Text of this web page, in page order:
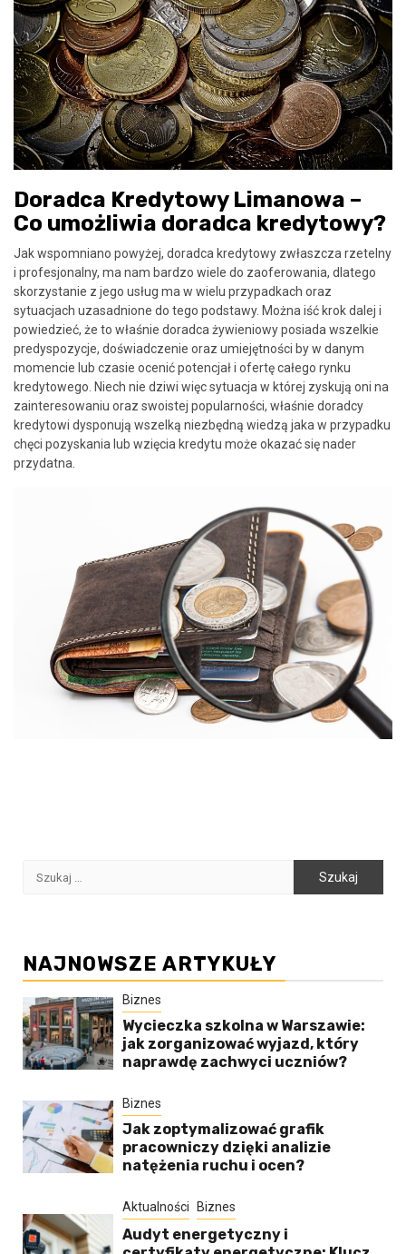
Doradca Kredytowy Limanowa –
Co umożliwia doradca kredytowy?
Jak wspomniano powyżej, doradca kredytowy zwłaszcza rzetelny
i profesjonalny, ma nam bardzo wiele do zaoferowania, dlatego
skorzystanie z jego usług ma w wielu przypadkach oraz
sytuacjach uzasadnione do tego podstawy. Można iść krok dalej i
powiedzieć, że to właśnie doradca żywieniowy posiada wszelkie
predyspozycje, doświadczenie oraz umiejętności by w danym
momencie lub czasie ocenić potencjał i ofertę całego rynku
kredytowego. Niech nie dziwi więc sytuacja w której zyskują oni na
zainteresowaniu oraz swoistej popularności, właśnie doradcy
kredytowi dysponują wszelką niezbędną wiedzą jaka w przypadku
chęci pozyskania lub wzięcia kredytu może okazać się nader
przydatna.
NAJNOWSZE ARTYKUŁY
Biznes
Wycieczka szkolna w Warszawie:
jak zorganizować wyjazd, który
naprawdę zachwyci uczniów?
Biznes
Jak zoptymalizować grafik
pracowniczy dzięki analizie
natężenia ruchu i ocen?
Aktualności Biznes
Audyt energetyczny i